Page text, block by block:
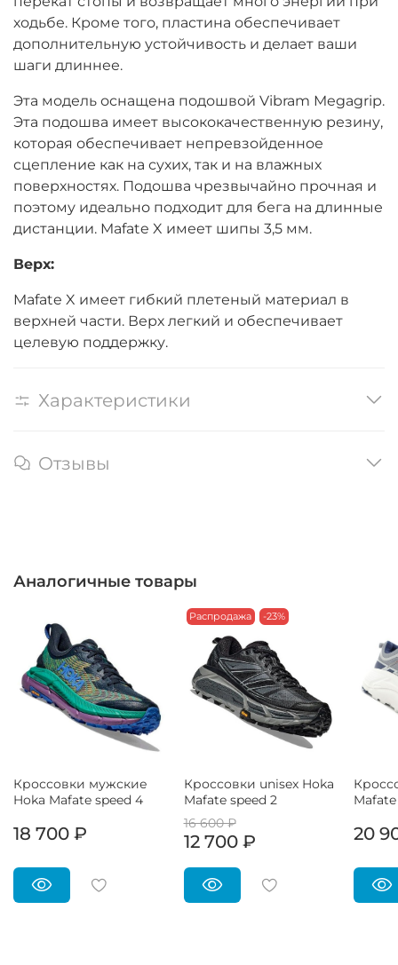
ходьбе. Кроме того, пластина обеспечивает
дополнительную устойчивость и делает ваши
шаги длиннее.
Эта модель оснащена подошвой Vibram Megagrip.
Эта подошва имеет высококачественную резину,
которая обеспечивает непревзойденное
сцепление как на сухих, так и на влажных
поверхностях. Подошва чрезвычайно прочная и
поэтому идеально подходит для бега на длинные
дистанции. Mafate X имеет шипы 3,5 мм.
Верх:
Mafate X имеет гибкий плетеный материал в
верхней части. Верх легкий и обеспечивает
целевую поддержку.
Характеристики
Отзывы
Аналогичные товары
Кроссовки мужские
Hoka Mafate speed 4
18 700 ₽
Распродажа -23%
Кроссовки unisex Hoka
Mafate speed 2
16 600 ₽
12 700 ₽ 20